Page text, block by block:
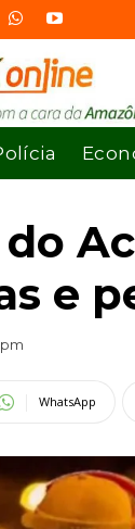
e
WhatsApp